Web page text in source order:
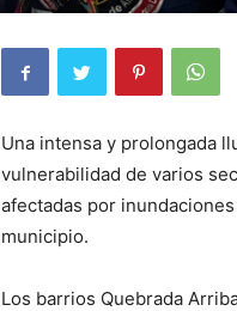
Una intensa y prolongada
vulnerabilidad de varios
afectadas por
municipio.
Los barrios Quebrada